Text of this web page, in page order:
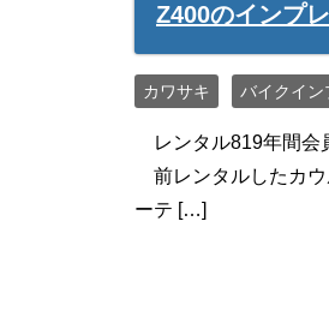
Z400のインプ
カワサキ バイクイン
レンタル819年間会
前レンタルしたカ
ーテ […]